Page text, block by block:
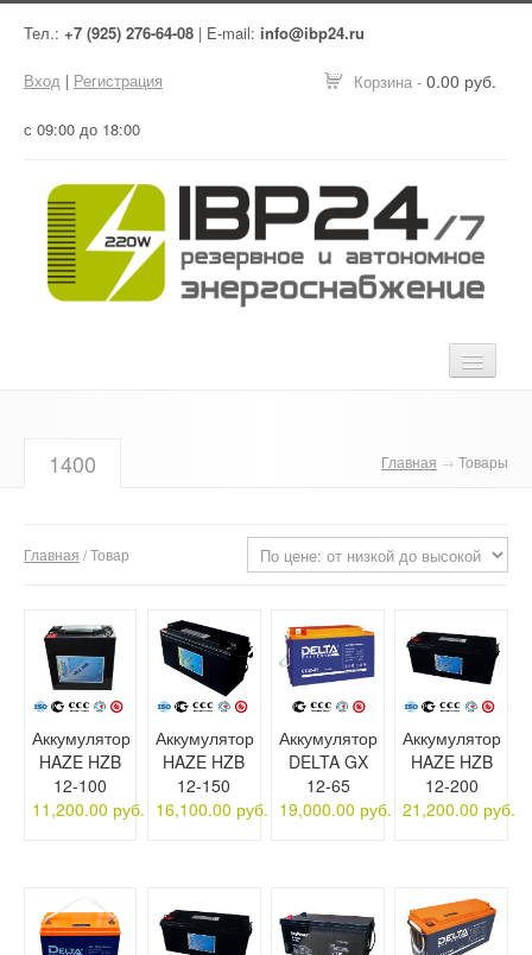
Тел.: +7 (925) 276-64-08 | E-mail: info@ibp24.ru
Корзина - 0.00 руб.
Вход | Регистрация
с 09:00 до 18:00
Оборудование
Отзывы
Контакты
1400 Главная → Товары
Главная / Товар
Аккумулятор
HAZE HZB
12-100
11,200.00 руб.
Аккумулятор
HAZE HZB
12-150
16,100.00 руб.
Аккумулятор
DELTA GX
12-65
19,000.00 руб.
Аккумулятор
HAZE HZB
12-200
21,200.00 руб.